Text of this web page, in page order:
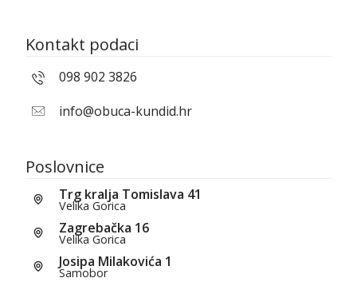
Kontakt podaci
098 902 3826
info@obuca-kundid.hr
Poslovnice
Trg kralja Tomislava 41
Velika Gorica
Zagrebačka 16
Velika Gorica
Josipa Milakovića 1
Samobor